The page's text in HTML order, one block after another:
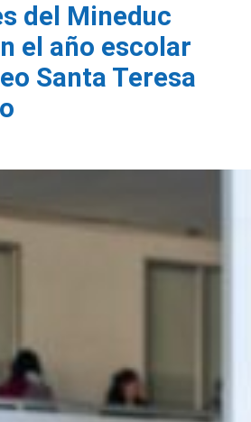
del Mineduc
el año escolar
Santa Teresa